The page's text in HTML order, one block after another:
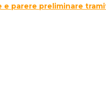
parere preliminare